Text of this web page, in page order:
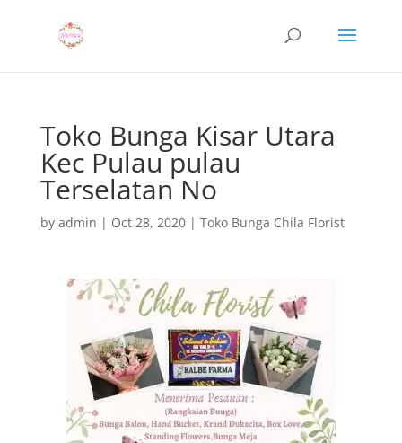
Toko Bunga Kisar Utara
Kec Pulau pulau
Terselatan No
by admin | Oct 28, 2020| Toko Bunga Chila Florist